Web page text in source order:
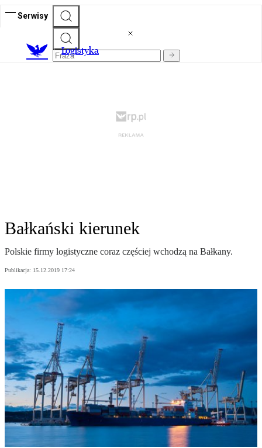
Serwisy
Logistyka
Bałkański kierunek
Polskie firmy logistyczne coraz częściej wchodzą na Bałkany.
Publikacja: 15.12.2019 17:24